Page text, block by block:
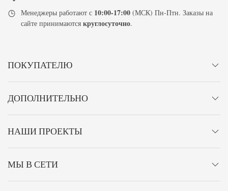
Менеджеры работают с 10:00-17:00 (МСК) Пн-Птн. Заказы на
сайте принимаютсякруглосуточно.
ПОКУПАТЕЛЮ
ДОПОЛНИТЕЛЬНО
НАШИ ПРОЕКТЫ
МЫ В СЕТИ